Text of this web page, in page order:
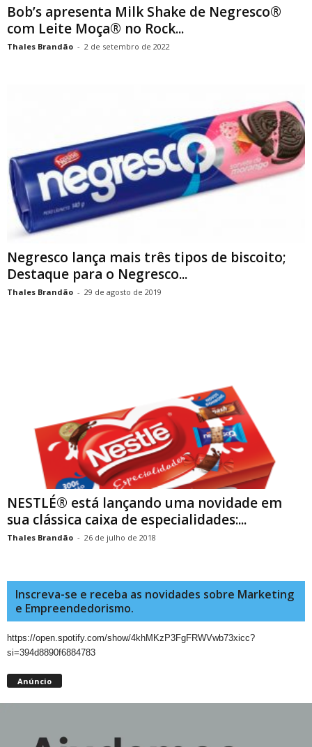
Bob’s apresenta Milk Shake de Negresco®
com Leite Moça® no Rock...
Thales Brandão - 2 de setembro de 2022
Negresco lança mais três tipos de biscoito;
Destaque para o Negresco...
Thales Brandão - 29 de agosto de 2019
NESTLÉ® está lançando uma novidade em
sua clássica caixa de especialidades:...
Thales Brandão - 26 de julho de 2018
Inscreva-se e receba as novidades sobre Marketing
e Empreendedorismo.
https://open.spotify.com/show/4khMKzP3FgFRWVwb73xicc?
si=394d8890f6884783
Anúncio